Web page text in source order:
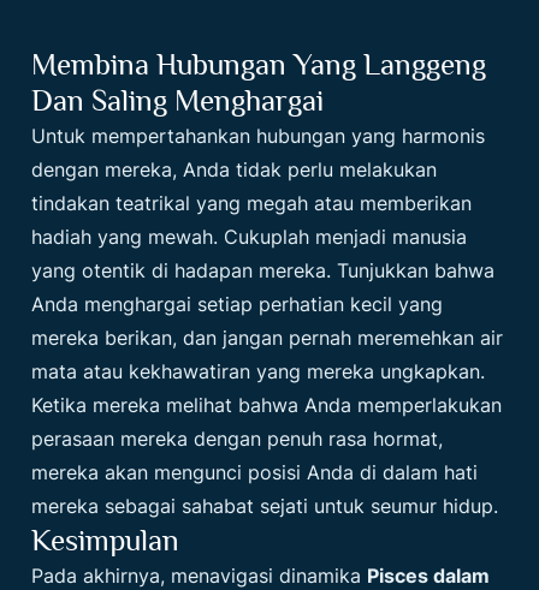
Membina Hubungan Yang Langgeng
Dan Saling Menghargai
Untuk mempertahankan hubungan yang harmonis
dengan mereka, Anda tidak perlu melakukan
tindakan teatrikal yang megah atau memberikan
hadiah yang mewah. Cukuplah menjadi manusia
yang otentik di hadapan mereka. Tunjukkan bahwa
Anda menghargai setiap perhatian kecil yang
mereka berikan, dan jangan pernah meremehkan air
mata atau kekhawatiran yang mereka ungkapkan.
Ketika mereka melihat bahwa Anda memperlakukan
perasaan mereka dengan penuh rasa hormat,
mereka akan mengunci posisi Anda di dalam hati
mereka sebagai sahabat sejati untuk seumur hidup.
Kesimpulan
Pada akhirnya, menavigasi dinamika Pisces dalam